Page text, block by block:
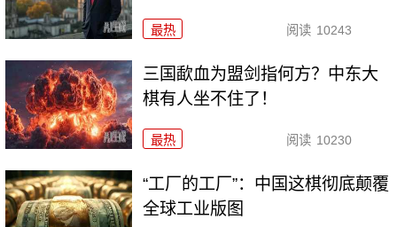
最热 阅读 10243
三国歃血为盟剑指何方？中东大
棋有人坐不住了！
最热 阅读 10230
“工厂的工厂”：中国这棋彻底颠覆
全球工业版图